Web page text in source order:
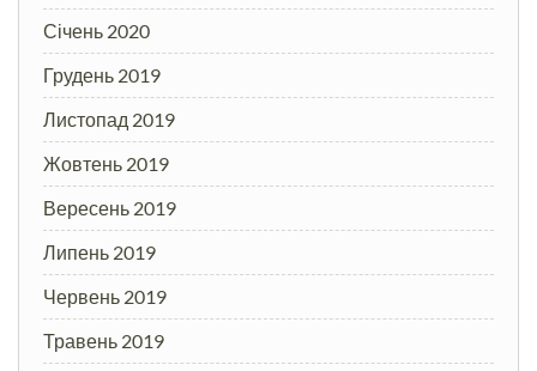
Січень 2020
Грудень 2019
Листопад 2019
Жовтень 2019
Вересень 2019
Липень 2019
Червень 2019
Травень 2019